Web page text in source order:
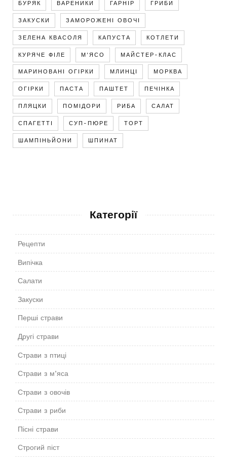
БУРЯК ВАРЕНИКИ ГАРНІР ГРИБИ
ЗАКУСКИ ЗАМОРОЖЕНІ ОВОЧІ
ЗЕЛЕНА КВАСОЛЯ КАПУСТА КОТЛЕТИ
КУРЯЧЕ ФІЛЕ М'ЯСО МАЙСТЕР-КЛАС
МАРИНОВАНІ ОГІРКИ МЛИНЦІ МОРКВА
ОГІРКИ ПАСТА ПАШТЕТ ПЕЧІНКА
ПЛЯЦКИ ПОМІДОРИ РИБА САЛАТ
СПАГЕТТІ СУП-ПЮРЕ ТОРТ
ШАМПІНЬЙОНИ ШПИНАТ
Категорії
Рецепти
Випічка
Салати
Закуски
Перші страви
Другі страви
Страви з птиці
Страви з м’яса
Страви з овочів
Страви з риби
Пісні страви
Строгий піст